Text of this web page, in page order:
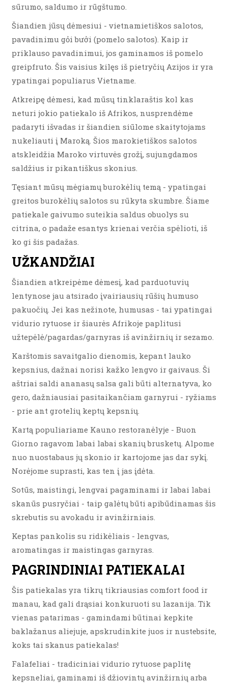
sūrumo, saldumo ir rūgštumo.
Šiandien jūsų dėmesiui - vietnamietiškos salotos,
pavadinimu gỏi bưởi (pomelo salotos). Kaip ir
priklauso pavadinimui, jos gaminamos iš pomelo
greipfruto. Šis vaisius kilęs iš pietryčių Azijos ir yra
ypatingai populiarus Vietname.
Atkreipę dėmesi, kad mūsų tinklaraštis kol kas
neturi jokio patiekalo iš Afrikos, nusprendėme
padaryti išvadas ir šiandien siūlome skaitytojams
nukeliauti į Maroką. Šios marokietiškos salotos
atskleidžia Maroko virtuvės grožį, sujungdamos
saldžius ir pikantiškus skonius.
Tęsiant mūsų mėgiamų burokėlių temą - ypatingai
greitos burokėlių salotos su rūkyta skumbre. Šiame
patiekale gaivumo suteikia saldus obuolys su
citrina, o padaže esantys krienai verčia spėlioti, iš
ko gi šis padažas.
UŽKANDŽIAI
Šiandien atkreipėme dėmesį, kad parduotuvių
lentynose jau atsirado įvairiausių rūšių humuso
pakuočių. Jei kas nežinote, humusas - tai ypatingai
vidurio rytuose ir šiaurės Afrikoje paplitusi
užtepėlė/pagardas/garnyras iš avinžirnių ir sezamo.
Karštomis savaitgalio dienomis, kepant lauko
kepsnius, dažnai norisi kažko lengvo ir gaivaus. Ši
aštriai saldi ananasų salsa gali būti alternatyva, ko
gero, dažniausiai pasitaikančiam garnyrui - ryžiams
- prie ant grotelių keptų kepsnių.
Kartą populiariame Kauno restoranėlyje - Buon
Giorno ragavom labai labai skanių brusketų. Alpome
nuo nuostabaus jų skonio ir kartojome jas dar sykį.
Norėjome suprasti, kas ten į jas įdėta.
Sotūs, maistingi, lengvai pagaminami ir labai labai
skanūs pusryčiai - taip galėtų būti apibūdinamas šis
skrebutis su avokadu ir avinžirniais.
Keptas pankolis su ridikėliais - lengvas,
aromatingas ir maistingas garnyras.
PAGRINDINIAI PATIEKALAI
Šis patiekalas yra tikrų tikriausias comfort food ir
manau, kad gali drąsiai konkuruoti su lazanija. Tik
vienas patarimas - gamindami būtinai kepkite
baklažanus aliejuje, apskrudinkite juos ir nustebsite,
koks tai skanus patiekalas!
Falafeliai - tradiciniai vidurio rytuose paplitę
kepsneliai, gaminami iš džiovintų avinžirnių arba